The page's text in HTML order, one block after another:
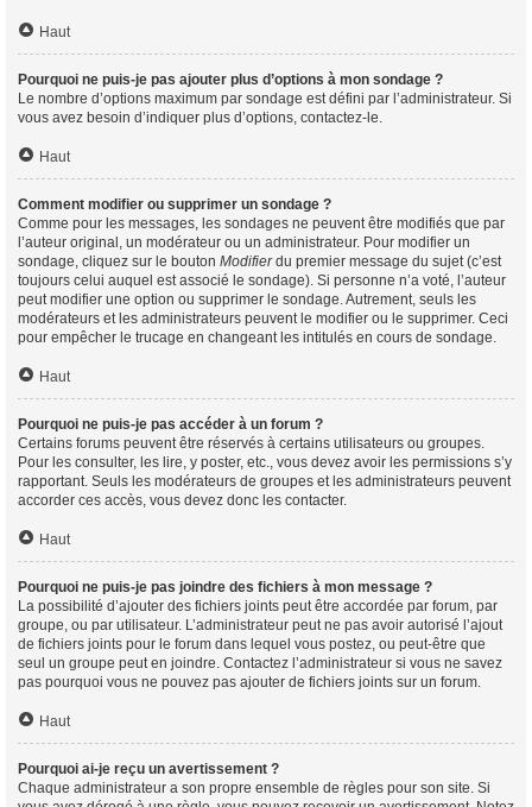
Haut
Pourquoi ne puis-je pas ajouter plus d’options à mon sondage ?
Le nombre d’options maximum par sondage est défini par l’administrateur. Si
vous avez besoin d’indiquer plus d’options, contactez-le.
Haut
Comment modifier ou supprimer un sondage ?
Comme pour les messages, les sondages ne peuvent être modifiés que par
l’auteur original, un modérateur ou un administrateur. Pour modifier un
sondage, cliquez sur le bouton Modifierdu premier message du sujet (c’est
toujours celui auquel est associé le sondage). Si personne n’a voté, l’auteur
peut modifier une option ou supprimer le sondage. Autrement, seuls les
modérateurs et les administrateurs peuvent le modifier ou le supprimer. Ceci
pour empêcher le trucage en changeant les intitulés en cours de sondage.
Haut
Pourquoi ne puis-je pas accéder à un forum ?
Certains forums peuvent être réservés à certains utilisateurs ou groupes.
Pour les consulter, les lire, y poster, etc., vous devez avoir les permissions s’y
rapportant. Seuls les modérateurs de groupes et les administrateurs peuvent
accorder ces accès, vous devez donc les contacter.
Haut
Pourquoi ne puis-je pas joindre des fichiers à mon message ?
La possibilité d’ajouter des fichiers joints peut être accordée par forum, par
groupe, ou par utilisateur. L’administrateur peut ne pas avoir autorisé l’ajout
de fichiers joints pour le forum dans lequel vous postez, ou peut-être que
seul un groupe peut en joindre. Contactez l’administrateur si vous ne savez
pas pourquoi vous ne pouvez pas ajouter de fichiers joints sur un forum.
Haut
Pourquoi ai-je reçu un avertissement ?
Chaque administrateur a son propre ensemble de règles pour son site. Si